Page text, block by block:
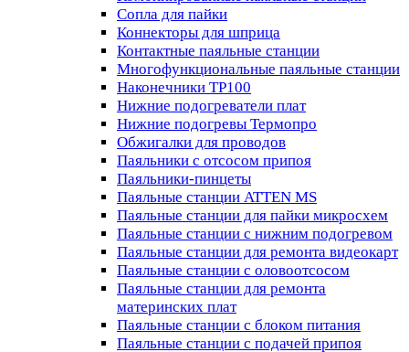
Сопла для пайки
Коннекторы для шприца
Контактные паяльные станции
Многофункциональные паяльные станции
Наконечники TP100
Нижние подогреватели плат
Нижние подогревы Термопро
Обжигалки для проводов
Паяльники с отсосом припоя
Паяльники-пинцеты
Паяльные станции ATTEN MS
Паяльные станции для пайки микросхем
Паяльные станции с нижним подогревом
Паяльные станции для ремонта видеокарт
Паяльные станции с оловоотсосом
Паяльные станции для ремонта
материнских плат
Паяльные станции с блоком питания
Паяльные станции с подачей припоя